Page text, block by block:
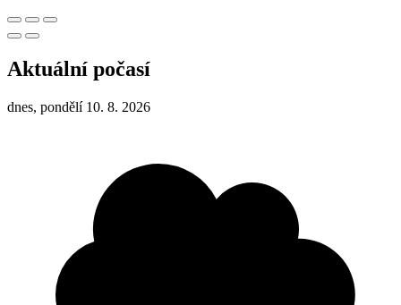
Aktuální počasí
dnes, pondělí 10. 8. 2026